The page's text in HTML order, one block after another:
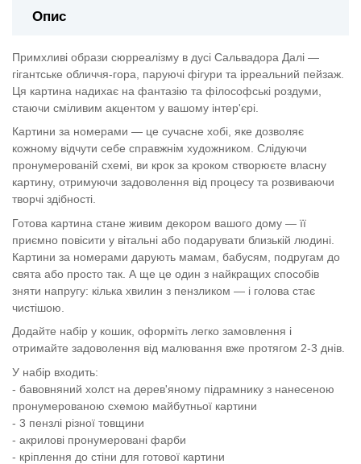
Опис
Примхливі образи сюрреалізму в дусі Сальвадора Далі —
гігантське обличчя-гора, паруючі фігури та ірреальний пейзаж.
Ця картина надихає на фантазію та філософські роздуми,
стаючи сміливим акцентом у вашому інтер'єрі.
Картини за номерами — це сучасне хобі, яке дозволяє
кожному відчути себе справжнім художником. Слідуючи
пронумерованій схемі, ви крок за кроком створюєте власну
картину, отримуючи задоволення від процесу та розвиваючи
творчі здібності.
Готова картина стане живим декором вашого дому — її
приємно повісити у вітальні або подарувати близькій людині.
Картини за номерами дарують мамам, бабусям, подругам до
свята або просто так. А ще це один з найкращих способів
зняти напругу: кілька хвилин з пензликом — і голова стає
чистішою.
Додайте набір у кошик, оформіть легко замовлення і
отримайте задоволення від малювання вже протягом 2-3 днів.
У набір входить:
- бавовняний холст на дерев'яному підрамнику з нанесеною
пронумерованою схемою майбутньої картини
- 3 пензлі різної товщини
- акрилові пронумеровані фарби
- кріплення до стіни для готової картини